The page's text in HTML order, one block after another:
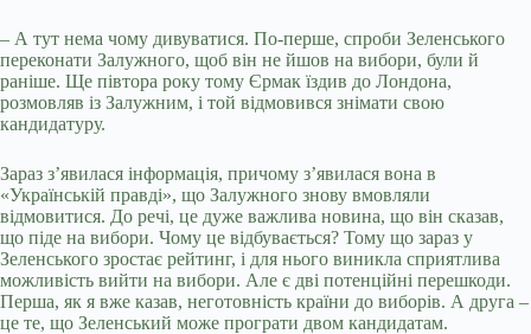
– А тут нема чому дивуватися. По-перше, спроби Зеленського
переконати Залужного, щоб він не йшов на вибори, були й
раніше. Ще півтора року тому Єрмак їздив до Лондона,
розмовляв із Залужним, і той відмовився знімати свою
кандидатуру.
Зараз з’явилася інформація, причому з’явилася вона в
«Українській правді», що Залужного знову вмовляли
відмовитися. До речі, це дуже важлива новина, що він сказав,
що піде на вибори. Чому це відбувається? Тому що зараз у
Зеленського зростає рейтинг, і для нього виникла сприятлива
можливість вийти на вибори. Але є дві потенційні перешкоди.
Перша, як я вже казав, неготовність країни до виборів. А друга –
це те, що Зеленський може програти двом кандидатам.